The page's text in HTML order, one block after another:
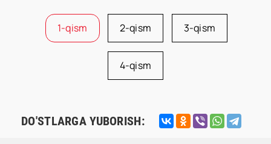
1-qism 2-qism 3-qism
4-qism
DO'STLARGA YUBORISH: